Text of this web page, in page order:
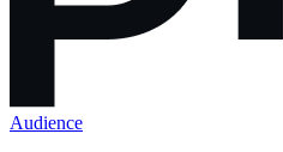
Audience